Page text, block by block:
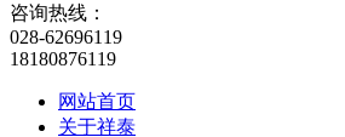
咨询热线：
028-62696119
18180876119
网站首页
关于祥泰